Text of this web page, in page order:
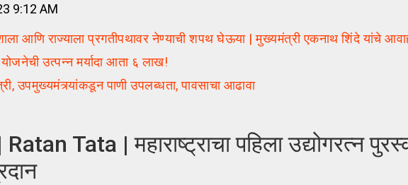
9:12 AM
आणि राज्याला प्रगतीपथावर नेण्याची शपथ घेऊया | मुख्यमंत्री एकनाथ शिंदे यांचे
उत्पन्न मर्यादा आता ६ लाख!
पाणी उपलब्धता, पावसाचा आढावा
Tata | महाराष्ट्राचा पहिला उद्योगरत्न